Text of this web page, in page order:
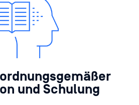
und Schulung